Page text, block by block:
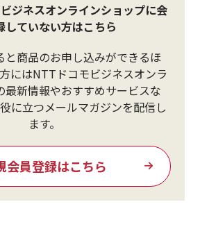
ジネスオンラインショップに会
していない方はこちら
と商品のお申し込みができるほ
にはNTTドコモビジネスオンラ
最新情報やおすすめサービスな
に立つメールマガジンを配信し
ます。
会員登録はこちら